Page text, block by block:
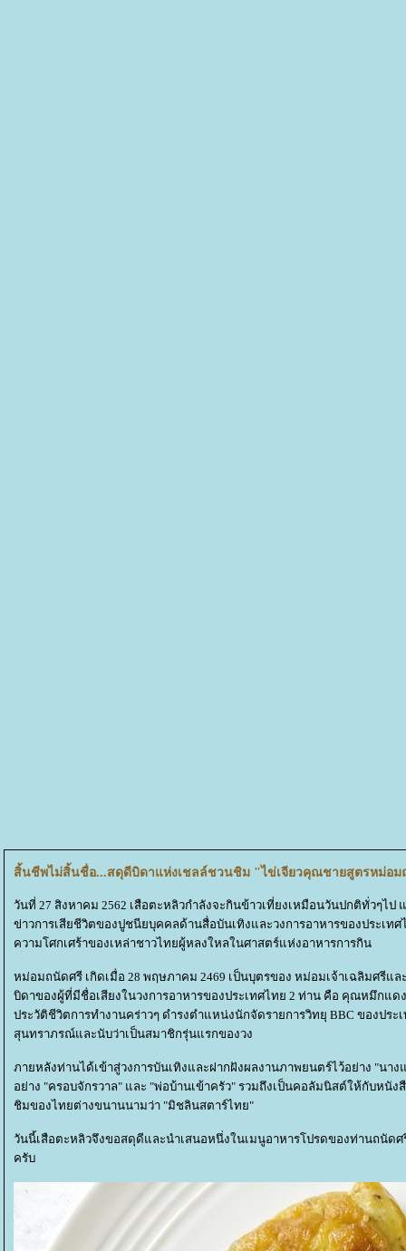
สิ้นชีพไม่สิ้นชื่อ...สดุดีบิดาแห่งเชลล์ชวนชิม "ไข่เจียวคุณชายสูตรหม่อ
วันที่ 27 สิงหาคม 2562 เสือตะหลิวกำลังจะกินข้าวเที่ยงเหมือนวันปกติทั่วๆ
ข่าวการเสียชีวิตของปูชนียบุคคลด้านสื่อบันเทิงและวงการอาหารของประเ
ความโศกเศร้าของเหล่าชาวไทยผู้หลงใหลในศาสตร์แห่งอาหารการกิน
หม่อมถนัดศรี เกิดเมื่อ 28 พฤษภาคม 2469 เป็นบุตรของ หม่อมเจ้าเฉลิมศรี
บิดาของผู้ที่มีชื่อเสียงในวงการอาหารของประเทศไทย 2 ท่าน คือ คุณหมึกแ
ประวัติชีวิตการทำงานคร่าวๆ ดำรงตำแหน่งนักจัดรายการวิทยุ BBC ของปร
สุนทราภรณ์และนับว่าเป็นสมาชิกรุ่นแรกของวง
ภายหลังท่านได้เข้าสู่วงการบันเทิงและฝากฝังผลงานภาพยนตร์ไว้อย่าง "น
อย่าง "ครอบจักรวาล" และ "พ่อบ้านเข้าครัว" รวมถึงเป็นคอลัมนิสต์ให้กับห
ชิมของไทยต่างขนานนามว่า "มิชลินสตาร์ไทย"
วันนี้เสือตะหลิวจึงขอสดุดีและนำเสนอหนึ่งในเมนูอาหารโปรดของท่านถนัด
ครับ